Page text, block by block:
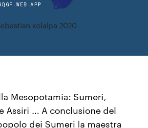
xolalpa 2020
Mesopotamia: Sumeri,
Assiri ... A conclusione del
dei Sumeri la maestra